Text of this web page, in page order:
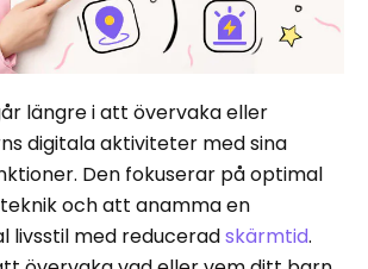
längre i att övervaka eller
digitala aktiviteter med sina
Den fokuserar på optimal
och att anamma en
livsstil med reduceradskärmtid.